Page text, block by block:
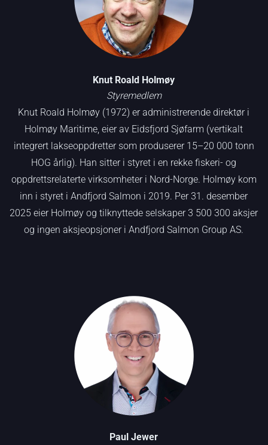
Knut Roald Holmøy
Styremedlem
Knut Roald Holmøy (1972) er administrerende direktør i
Holmøy Maritime, eier av Eidsfjord Sjøfarm (vertikalt
integrert lakseoppdretter som produserer 15–20 000 tonn
HOG årlig). Han sitter i styret i en rekke fiskeri- og
oppdrettsrelaterte virksomheter i Nord-Norge. Holmøy kom
inn i styret i Andfjord Salmon i 2019. Per 31. desember
2025 eier Holmøy og tilknyttede selskaper 3 500 300 aksjer
og ingen aksjeopsjoner i Andfjord Salmon Group AS.
Paul Jewer